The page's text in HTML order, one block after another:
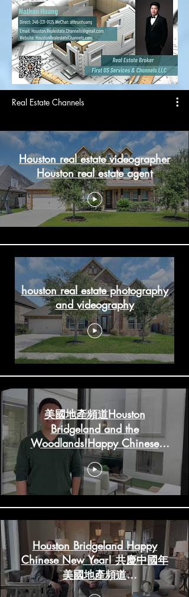
Real Estate Channels
Houston real estate videographer
Houston real estate agent
houston real estate photography
and videography
美國地產頻道Houston
Bridgeland and the
Woodlands!Happy Chinese
New Year!
HoustonRealestateChannels.com
Houston Bridgeland Happy
Chinese New Year! 共慶中國年
美國地產頻道
www.HoustonRealestateChannels.com